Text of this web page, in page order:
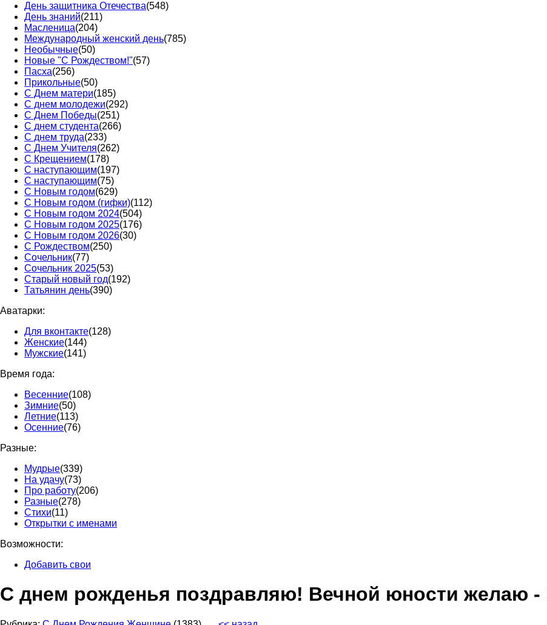
День защитника Отечества(548)
День знаний(211)
Масленица(204)
Международный женский день(785)
Необычные(50)
Новые "С Рождеством!"(57)
Пасха(256)
Прикольные(50)
С Днем матери(185)
С днем молодежи(292)
С Днем Победы(251)
С днем студента(266)
С днем труда(233)
С Днем Учителя(262)
С Крещением(178)
С наступающим(197)
С наступающим(75)
С Новым годом(629)
С Новым годом (гифки)(112)
С Новым годом 2024(504)
С Новым годом 2025(176)
С Новым годом 2026(30)
С Рождеством(250)
Сочельник(77)
Сочельник 2025(53)
Старый новый год(192)
Татьянин день(390)
Аватарки:
Для вконтакте(128)
Женские(144)
Мужские(141)
Время года:
Весенние(108)
Зимние(50)
Летние(113)
Осенние(76)
Разные:
Мудрые(339)
На удачу(73)
Про работу(206)
Разные(278)
Стихи(11)
Открытки с именами
Возможности:
Добавить свои
С днем рожденья поздравляю! Вечной юности желаю -